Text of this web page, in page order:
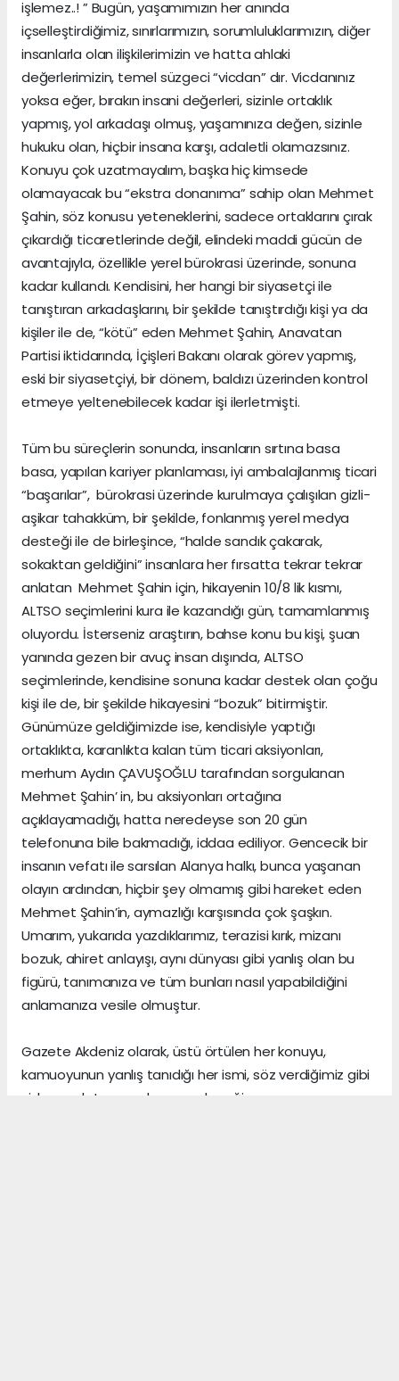
işlemez..! ” Bugün, yaşamımızın her anında
içselleştirdiğimiz, sınırlarımızın, sorumluluklarımızın, diğer
insanlarla olan ilişkilerimizin ve hatta ahlaki
değerlerimizin, temel süzgeci “vicdan” dır. Vicdanınız
yoksa eğer, bırakın insani değerleri, sizinle ortaklık
yapmış, yol arkadaşı olmuş, yaşamınıza değen, sizinle
hukuku olan, hiçbir insana karşı, adaletli olamazsınız.
Konuyu çok uzatmayalım, başka hiç kimsede
olamayacak bu “ekstra donanıma” sahip olan Mehmet
Şahin, söz konusu yeteneklerini, sadece ortaklarını çırak
çıkardığı ticaretlerinde değil, elindeki maddi gücün de
avantajıyla, özellikle yerel bürokrasi üzerinde, sonuna
kadar kullandı. Kendisini, her hangi bir siyasetçi ile
tanıştıran arkadaşlarını, bir şekilde tanıştırdığı kişi ya da
kişiler ile de, “kötü” eden Mehmet Şahin, Anavatan
Partisi iktidarında, İçişleri Bakanı olarak görev yapmış,
eski bir siyasetçiyi, bir dönem, baldızı üzerinden kontrol
etmeye yeltenebilecek kadar işi ilerletmişti.
Tüm bu süreçlerin sonunda, insanların sırtına basa
basa, yapılan kariyer planlaması, iyi ambalajlanmış ticari
“başarılar”, bürokrasi üzerinde kurulmaya çalışılan gizli-
aşikar tahakküm, bir şekilde, fonlanmış yerel medya
desteği ile de birleşince, “halde sandık çakarak,
sokaktan geldiğini” insanlara her fırsatta tekrar tekrar
anlatan Mehmet Şahin için, hikayenin 10/8 lik kısmı,
ALTSO seçimlerini kura ile kazandığı gün, tamamlanmış
oluyordu. İsterseniz araştırın, bahse konu bu kişi, şuan
yanında gezen bir avuç insan dışında, ALTSO
seçimlerinde, kendisine sonuna kadar destek olan çoğu
kişi ile de, bir şekilde hikayesini “bozuk” bitirmiştir.
Günümüze geldiğimizde ise, kendisiyle yaptığı
ortaklıkta, karanlıkta kalan tüm ticari aksiyonları,
merhum Aydın ÇAVUŞOĞLU tarafından sorgulanan
Mehmet Şahin’ in, bu aksiyonları ortağına
açıklayamadığı, hatta neredeyse son 20 gün
telefonuna bile bakmadığı, iddaa ediliyor. Gencecik bir
insanın vefatı ile sarsılan Alanya halkı, bunca yaşanan
olayın ardından, hiçbir şey olmamış gibi hareket eden
Mehmet Şahin’in, aymazlığı karşısında çok şaşkın.
Umarım, yukarıda yazdıklarımız, terazisi kırık, mizanı
bozuk, ahiret anlayışı, aynı dünyası gibi yanlış olan bu
figürü, tanımanıza ve tüm bunları nasıl yapabildiğini
anlamanıza vesile olmuştur.
Gazete Akdeniz olarak, üstü örtülen her konuyu,
kamuoyunun yanlış tanıdığı her ismi, söz verdiğimiz gibi
sizlere anlatmaya devam edeceğiz.